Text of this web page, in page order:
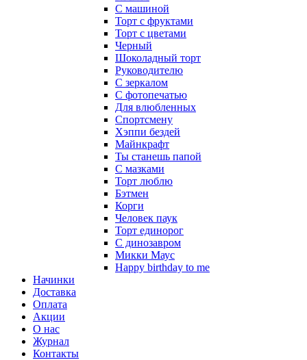
С машиной
Торт с фруктами
Торт с цветами
Черный
Шоколадный торт
Руководителю
С зеркалом
С фотопечатью
Для влюбленных
Спортсмену
Хэппи бездей
Майнкрафт
Ты станешь папой
С мазками
Торт люблю
Бэтмен
Корги
Человек паук
Торт единорог
С динозавром
Микки Маус
Happy birthday to me
Начинки
Доставка
Оплата
Акции
О нас
Журнал
Контакты